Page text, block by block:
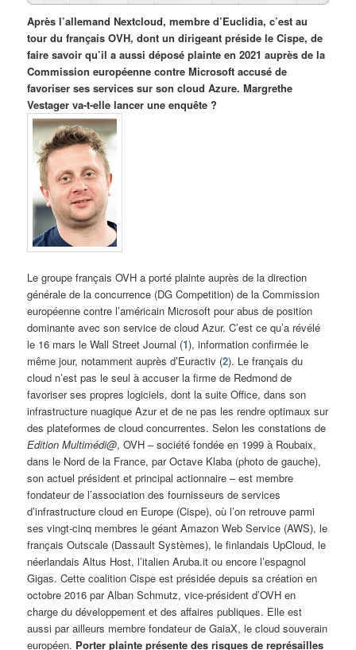
Après l’allemand Nextcloud, membre d’Euclidia, c’est au
tour du français OVH, dont un dirigeant préside le Cispe, de
faire savoir qu’il a aussi déposé plainte en 2021 auprès de la
Commission européenne contre Microsoft accusé de
favoriser ses services sur son cloud Azure. Margrethe
Vestager va-t-elle lancer une enquête ?
Le groupe français OVH a porté plainte auprès de la direction
générale de la concurrence (DG Competition) de la Commission
européenne contre l’américain Microsoft pour abus de position
dominante avec son service de cloud Azur. C’est ce qu’a révélé
le 16 mars le Wall Street Journal (1), information confirmée le
même jour, notamment auprès d’Euractiv (2). Le français du
cloud n’est pas le seul à accuser la firme de Redmond de
favoriser ses propres logiciels, dont la suite Office, dans son
infrastructure nuagique Azur et de ne pas les rendre optimaux sur
des plateformes de cloud concurrentes. Selon les constations de
Edition Multimédi@, OVH – société fondée en 1999 à Roubaix,
dans le Nord de la France, par Octave Klaba (photo de gauche),
son actuel président et principal actionnaire – est membre
fondateur de l’association des fournisseurs de services
d’infrastructure cloud en Europe (Cispe), où l’on retrouve parmi
ses vingt-cinq membres le géant Amazon Web Service (AWS), le
français Outscale (Dassault Systèmes), le finlandais UpCloud, le
néerlandais Altus Host, l’italien Aruba.it ou encore l’espagnol
Gigas. Cette coalition Cispe est présidée depuis sa création en
octobre 2016 par Alban Schmutz, vice-président d’OVH en
charge du développement et des affaires publiques. Elle est
aussi par ailleurs membre fondateur de GaiaX, le cloud souverain
européen. Porter plainte présente des risques de représailles